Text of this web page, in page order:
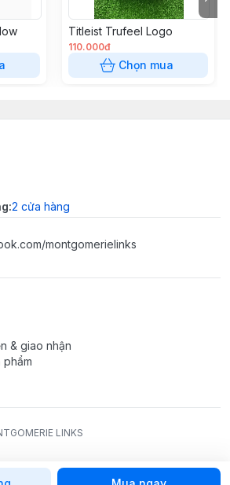
Titleist Trufeel Logo
110.000đ
Chọn mua
:2 cửa hàng
montgomerielinks
& giao nhận
phẩm
LINKS